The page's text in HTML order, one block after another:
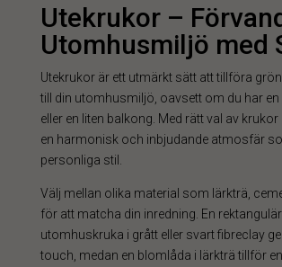
Utekrukor –
Utomhusmiljö med
Utekrukor är ett utmärkt sätt att tillföra
till din utomhusmiljö, oavsett om du har
eller en liten balkong. Med rätt val av
en harmonisk och inbjudande atmosfär
personliga stil.
Välj mellan olika material som lärkträ,
för att matcha din inredning. En rektangulär
utomhuskruka i grått eller svart fibreclay
touch, medan en blomlåda i lärkträ tillför